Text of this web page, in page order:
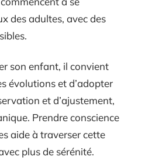
des adultes, avec des
son enfant, il convient
évolutions et d’adopter
et d’ajustement,
Prendre conscience
aide à traverser cette
plus de sérénité.